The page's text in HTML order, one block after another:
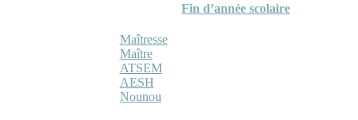
Fin d’année scolaire
Maîtresse
Maître
ATSEM
AESH
Nounou